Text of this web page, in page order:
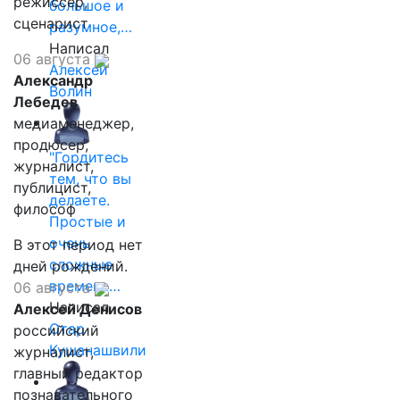
большое и
разумное,…
Написал
Алексей
Волин
"Гордитесь
тем, что вы
делаете.
Простые и
очень
сложные
времена…
Написал
Отар
Кушанашвили
сценарист
06 августа
Александр
Лебедев
медиаменеджер,
продюсер,
журналист,
публицист,
философ
В этот период нет
дней рождений.
06 августа
Алексей Денисов
российский
журналист,
главный редактор
познавательного